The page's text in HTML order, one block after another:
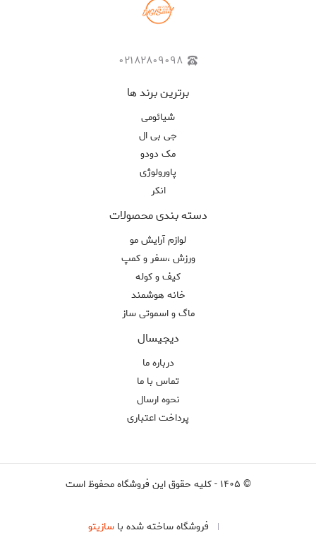
۰۲۱۸۲۸۰۹۰۹۸
برترین برند ها
شیائومی
جی بی ال
مک دودو
پاورولوژی
انکر
دسته بندی محصولات
لوازم آرایش مو
ورزش ،سفر و کمپ
کیف و کوله
خانه هوشمند
ماگ و اسموتی ساز
دیجیسال
درباره ما
تماس با ما
نحوه ارسال
پرداخت اعتباری
© ۱۴۰۵ -کلیه حقوق این فروشگاه محفوظ است
فروشگاه ساخته شده با سازیتو